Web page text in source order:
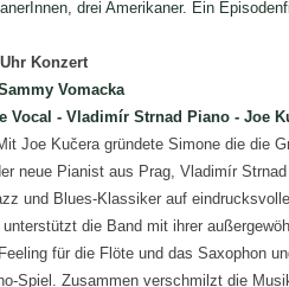
drei Amerikaner. Ein
Konzert
Vomacka
Vocal - Vladimír Strnad Piano - Joe
Joe Kučera gründete Simone die die
neue Pianist aus Prag, Vladimír
und Blues-Klassiker auf
die Band mit ihrer
für die Flöte und das Saxophon
Spiel. Zusammen verschmilzt die